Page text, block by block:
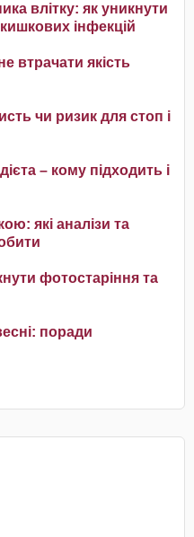
влітку: як уникнути
інфекцій
втрачати якість
чи ризик для стоп і
– кому підходить і
які аналізи та
фотостаріння та
поради